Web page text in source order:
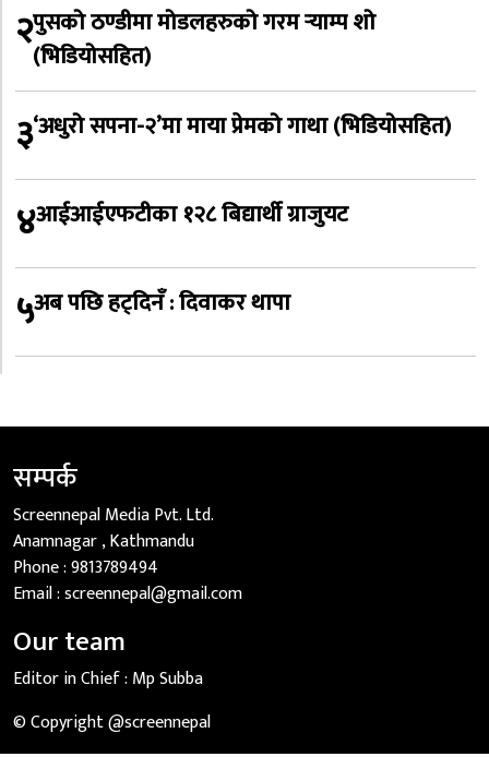
२पुसको ठण्डीमा मोडलहरुको गरम र्‍याम्प शो
(भिडियोसहित)
३‘अधुरो सपना-२’मा माया प्रेमको गाथा (भिडियोसहित)
४आईआईएफटीका १२८ बिद्यार्थी ग्राजुयट
५अब पछि हट्दिनँ : दिवाकर थापा
सम्पर्क
Screennepal Media Pvt. Ltd.
Anamnagar , Kathmandu
Phone :9813789494
Email :screennepal@gmail.com
Our team
Editor in Chief : Mp Subba
© Copyright @screennepal